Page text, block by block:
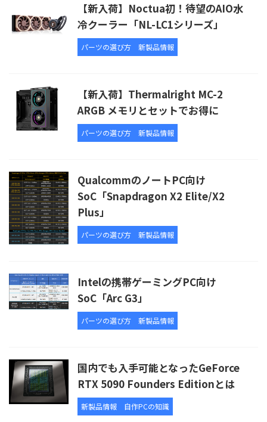
【新入荷】Noctua初！待望のAIO水
冷クーラー「NL-LC1シリーズ」
パーツの選び方 新製品情報
【新入荷】Thermalright MC-2
ARGB メモリとセットでお得に
パーツの選び方 新製品情報
QualcommのノートPC向け
SoC「Snapdragon X2 Elite/X2
Plus」
パーツの選び方 新製品情報
Intelの携帯ゲーミングPC向け
SoC「Arc G3」
パーツの選び方 新製品情報
国内でも入手可能となったGeForce
RTX 5090 Founders Editionとは
新製品情報 自作PCの知識